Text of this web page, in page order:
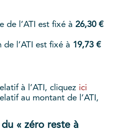
de l’ATI est fixé à 26,30 €
l’ATI est fixé à 19,73 €
à l’ATI, cliquez ici
au montant de l’ATI,
« zéro reste à